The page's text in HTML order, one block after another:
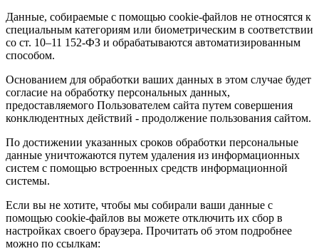
Данные, собираемые с помощью cookie-файлов не относятся к
специальным категориям или биометрическим в соответствии
со ст. 10–11 152-ФЗ и обрабатываются автоматизированным
способом.
Основанием для обработки ваших данных в этом случае будет
согласие на обработку персональных данных,
предоставляемого Пользователем сайта путем совершения
конклюдентных действий - продолжение пользования сайтом.
По достижении указанных сроков обработки персональные
данные уничтожаются путем удаления из информационных
систем с помощью встроенных средств информационной
системы.
Если вы не хотите, чтобы мы собирали ваши данные с
помощью cookie-файлов вы можете отключить их сбор в
настройках своего браузера. Прочитать об этом подробнее
можно по ссылкам: